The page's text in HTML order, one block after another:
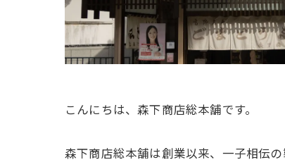
こんにちは、森下商店総本舗です。
森下商店総本舗は創業以来、一子相伝